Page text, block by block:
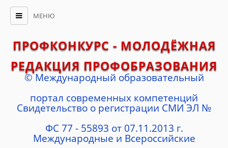
МЕНЮ
ПРОФКОНКУРС - МОЛОДЁЖНАЯ
РЕДАКЦИЯ ПРОФОБРАЗОВАНИЯ
© Международный образовательный
портал современных компетенций
Cвидетельство о регистрации СМИ ЭЛ №
ФС 77 - 55893 от 07.11.2013 г.
Международные и Всероссийские